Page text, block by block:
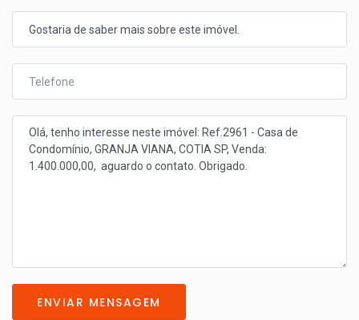
ENVIAR MENSAGEM